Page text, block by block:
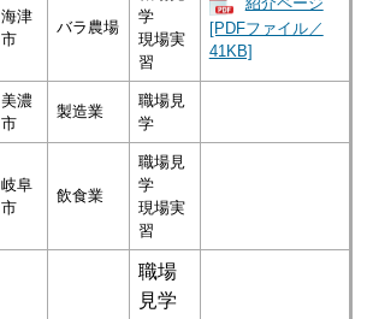
海津
市
バラ農場
学
現場実
習
[PDFファイル／
41KB]
美濃
市
製造業
職場見
学
岐阜
市
飲食業
職場見
学
現場実
習
職場
見学